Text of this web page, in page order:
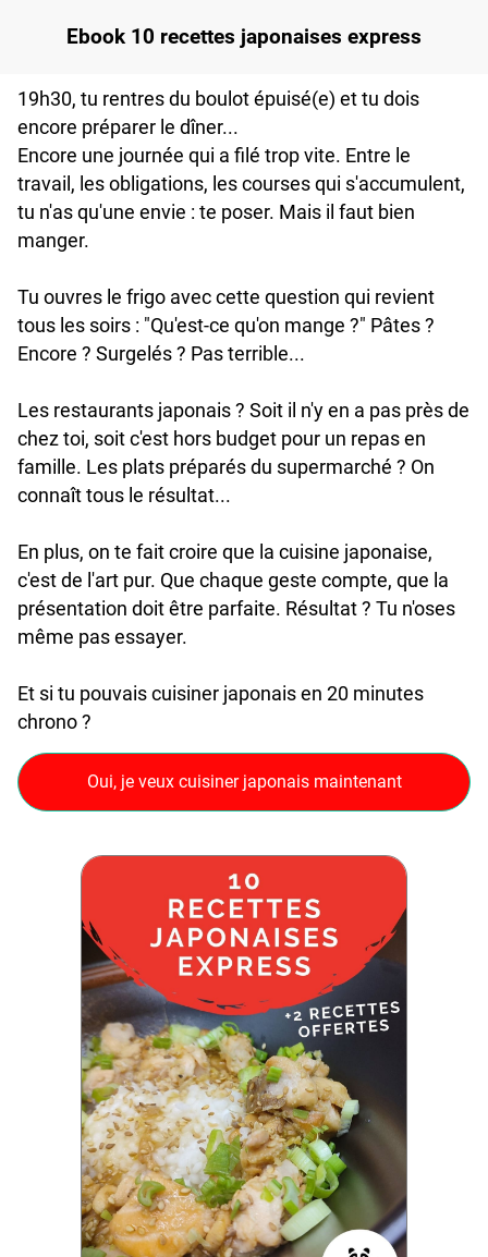
Ebook 10 recettes japonaises express
19h30, tu rentres du boulot épuisé(e) et tu dois
encore préparer le dîner...
Encore une journée qui a filé trop vite. Entre le
travail, les obligations, les courses qui s'accumulent,
tu n'as qu'une envie : te poser. Mais il faut bien
manger.
Tu ouvres le frigo avec cette question qui revient
tous les soirs : "Qu'est-ce qu'on mange ?" Pâtes ?
Encore ? Surgelés ? Pas terrible...
Les restaurants japonais ? Soit il n'y en a pas près de
chez toi, soit c'est hors budget pour un repas en
famille. Les plats préparés du supermarché ? On
connaît tous le résultat...
En plus, on te fait croire que la cuisine japonaise,
c'est de l'art pur. Que chaque geste compte, que la
présentation doit être parfaite. Résultat ? Tu n'oses
même pas essayer.
Et si tu pouvais cuisiner japonais en 20 minutes
chrono ?
Oui, je veux cuisiner japonais maintenant